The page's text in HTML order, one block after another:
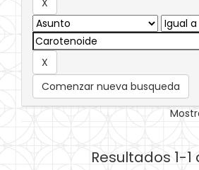
Comenzar nueva busqueda
Resultados 1-1